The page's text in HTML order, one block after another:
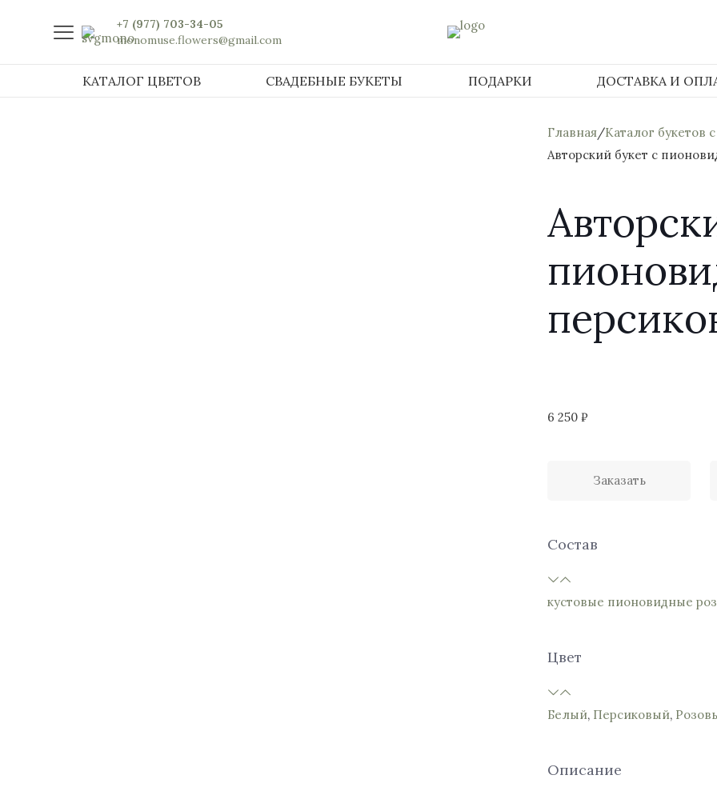
+7 (977) 703-34-05
monomuse.flowers@gmail.com
КАТАЛОГ ЦВЕТОВ СВАДЕБНЫЕ БУКЕТЫ ПОДАРКИ ДОСТАВКА И
Главная/Каталог букетов
Авторский букет с
6 250 ₽
Заказать
Состав
кустовые пионовидные
Цвет
Белый, Персиковый,
Описание